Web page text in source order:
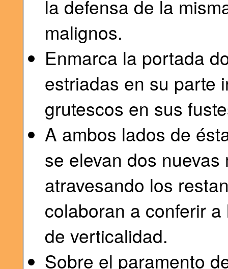
la defensa de la
malignos.
Enmarca la portada
estriadas en su parte
grutescos en sus
A ambos lados de
se elevan dos
atravesando los
colaboran a conferir
de verticalidad.
Sobre el paramento